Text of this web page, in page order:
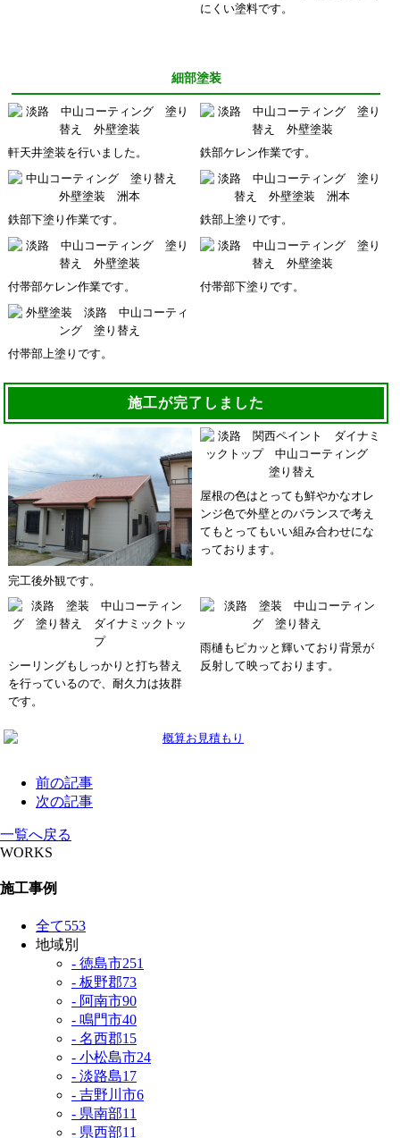
にくい塗料です。
細部塗装
軒天井塗装を行いました。 鉄部ケレン作業です。
鉄部下塗り作業です。 鉄部上塗りです。
付帯部ケレン作業です。 付帯部下塗りです。
付帯部上塗りです。
施工が完了しました
完工後外観です。
屋根の色はとっても鮮やかなオレ
ンジ色で外壁とのバランスで考え
てもとってもいい組み合わせにな
っております。
シーリングもしっかりと打ち替え
を行っているので、耐久力は抜群
です。
雨樋もピカッと輝いており背景が
反射して映っております。
前の記事
次の記事
一覧へ戻る
WORKS
施工事例
全て553
地域別
- 徳島市251
- 板野郡73
- 阿南市90
- 鳴門市40
- 名西郡15
- 小松島市24
- 淡路島17
- 吉野川市6
- 県南部11
- 県西部11